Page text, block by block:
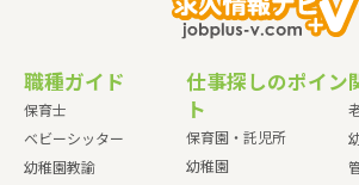
職種ガイド
保育士
ベビーシッター
幼稚園教諭
仕事探しのポイン
ト
保育園・託児所
幼稚園